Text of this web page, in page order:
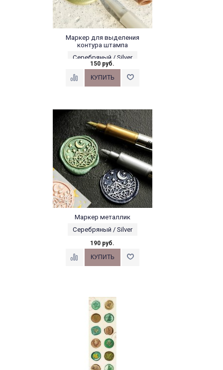
Маркер для выделения
контура штампа
Серебряный / Silver
150 руб.
Маркер металлик
Серебряный / Silver
190 руб.